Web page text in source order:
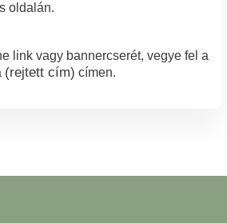
oldalán.
link vagy bannercserét, vegye fel a
(rejtett cím) címen.